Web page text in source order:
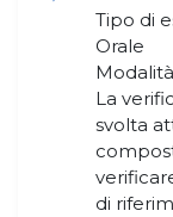
Tipo di
Orale
La
svolta
di